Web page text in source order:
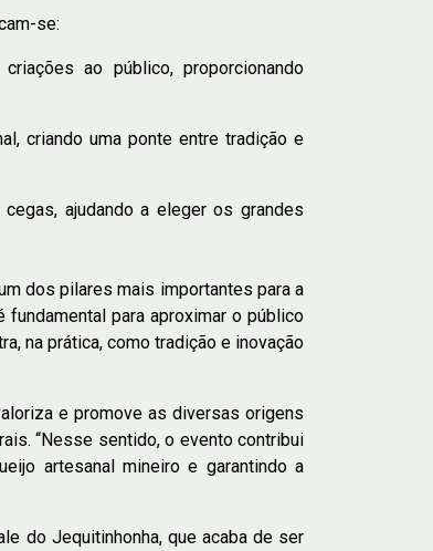
se:
ao público, proporcionando
criando uma ponte entre tradição e
ajudando a eleger os grandes
dos pilares mais importantes para a
para aproximar o público
na prática, como tradição e inovação
e promove as diversas origens
“Nesse sentido, o evento contribui
artesanal mineiro e garantindo a
do Jequitinhonha, que acaba de ser